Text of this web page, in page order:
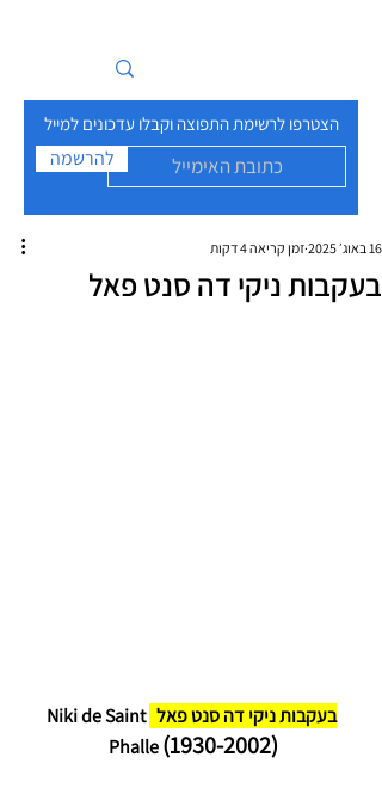
הצטרפו לרשימת התפוצה וקבלו עדכונים למייל
להרשמה
בעקבות ניקי דה סנט פאל
16 באוג׳ 2025 זמן קריאה 4 דקות
בעקבות ניקי דה סנט פאל Niki de Saint
Phalle (1930-2002)